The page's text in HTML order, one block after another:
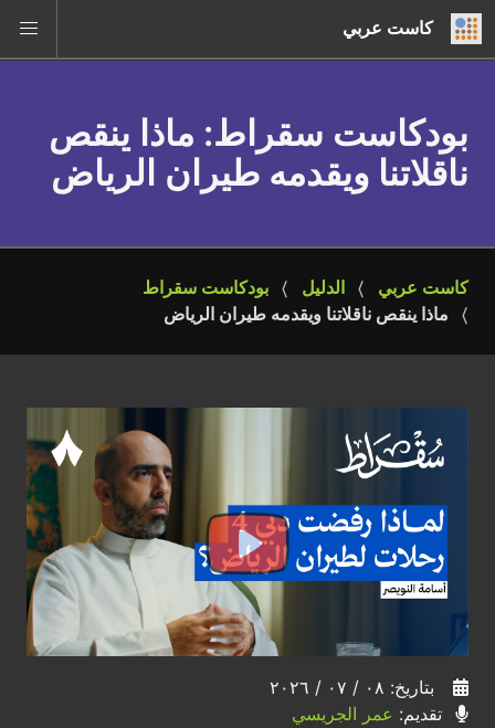
كاست عربي
بودكاست سقراط: ماذا ينقص
ناقلاتنا ويقدمه طيران الرياض
كاست عربي الدليل
بودكاست سقراط
ماذا ينقص ناقلاتنا ويقدمه طيران الرياض
بتاريخ: ٠٨ / ٠٧ / ٢٠٢٦
تقديم: عمر الجريسي